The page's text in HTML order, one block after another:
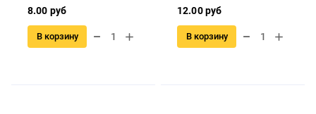
8.00 руб
В корзину
12.00 руб
В корзину